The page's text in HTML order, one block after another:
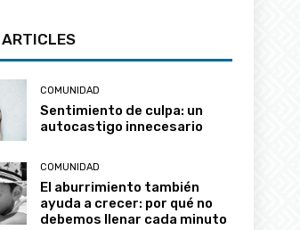
COMUNIDAD
Sentimiento de culpa: un
autocastigo innecesario
COMUNIDAD
El aburrimiento también
ayuda a crecer: por qué no
debemos llenar cada minuto